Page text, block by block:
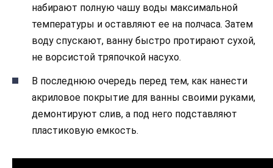
набирают полную чашу воды максимальной
температуры и оставляют ее на полчаса. Затем
воду спускают, ванну быстро протирают сухой,
не ворсистой тряпочкой насухо.
В последнюю очередь перед тем, как нанести
акриловое покрытие для ванны своими руками,
демонтируют слив, а под него подставляют
пластиковую емкость.